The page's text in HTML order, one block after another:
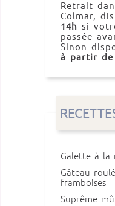
Retrait
Colmar,
14h si
passée
Sinon
à partir de
Galette à la
Gâteau
framboises
Suprême